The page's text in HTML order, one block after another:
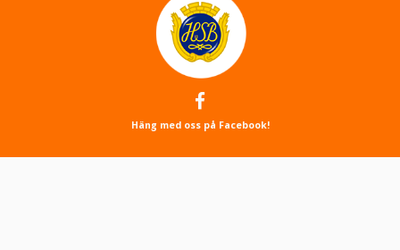
Cookies
Sök
Häng med oss på Facebook!